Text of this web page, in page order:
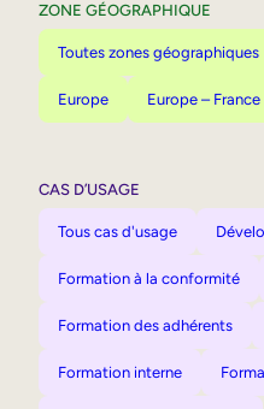
ZONE GÉOGRAPHIQUE
Toutes zones géographiques
Europe Europe – France
CAS D’USAGE
Tous cas d'usage
Formation à la conformité
Formation des adhérents
Formation interne